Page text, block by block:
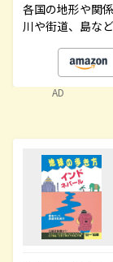
各国の地形や関
川や街道、島な
AD